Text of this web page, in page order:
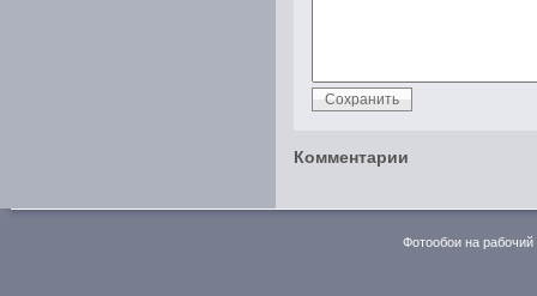
Комментарии
Фотообои на